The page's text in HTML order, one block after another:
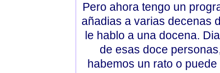
Pero ahora tengo un
añadias a varias decenas
le hablo a una docena.
de esas doce
habemos un rato o